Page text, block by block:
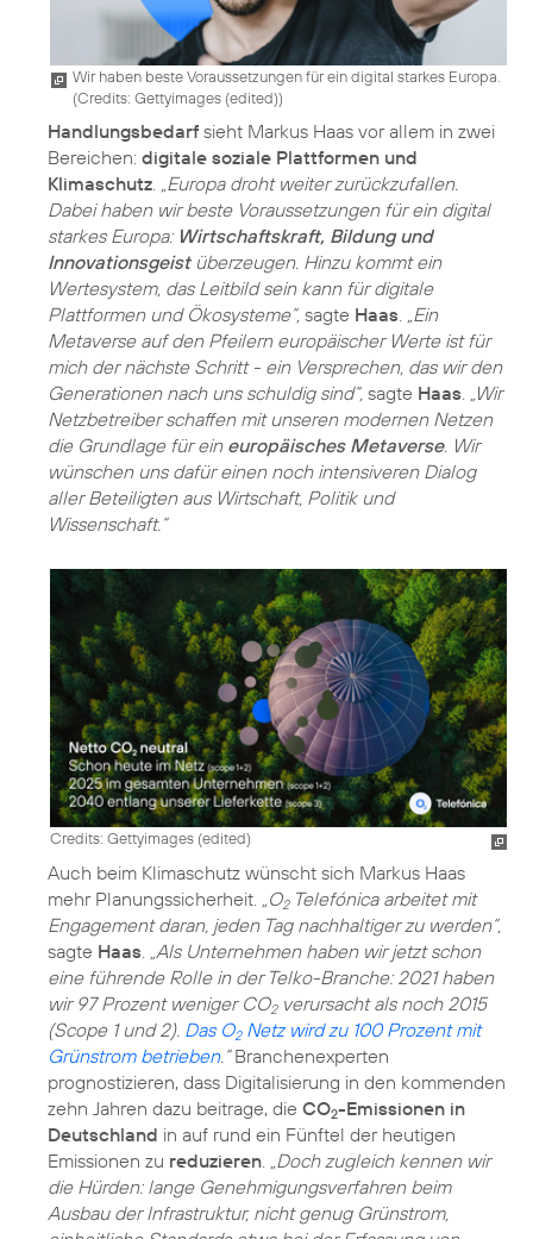
Wir haben beste Voraussetzungen für ein digital starkes Europa.
(Credits: Gettyimages (edited))
Handlungsbedarf sieht Markus Haas vor allem in zwei
Bereichen: digitale soziale Plattformen und
Klimaschutz. „Europa droht weiter zurückzufallen.
Dabei haben wir beste Voraussetzungen für ein digital
starkes Europa: Wirtschaftskraft, Bildung und
Innovationsgeistüberzeugen. Hinzu kommt ein
Wertesystem, das Leitbild sein kann für digitale
Plattformen und Ökosysteme“, sagte Haas. „Ein
Metaverse auf den Pfeilern europäischer Werte ist für
mich der nächste Schritt - ein Versprechen, das wir den
Generationen nach uns schuldig sind“, sagte Haas. „Wir
Netzbetreiber schaffen mit unseren modernen Netzen
die Grundlage für ein europäisches Metaverse. Wir
wünschen uns dafür einen noch intensiveren Dialog
aller Beteiligten aus Wirtschaft, Politik und
Wissenschaft.“
Credits: Gettyimages (edited)
Auch beim Klimaschutz wünscht sich Markus Haas
mehr Planungssicherheit.
„O2Telefónica arbeitet mit
Engagement daran, jeden Tag nachhaltiger zu werden“,
sagte Haas
„Als Unternehmen haben wir jetzt schon
eine führende Rolle in der Telko-Branche: 2021 haben
wir 97 Prozent weniger CO2verursacht als noch 2015
(Scope 1 und 2). Das O2Netz wird zu 100 Prozent mit
Grünstrom betrieben.“Branchenexperten
prognostizieren, dass Digitalisierung in den kommenden
zehn Jahren dazu beitrage, die CO2-Emissionen in
Deutschland in auf rund ein Fünftel der heutigen
Emissionen zu reduzieren
„Doch zugleich kennen wir
die Hürden: lange Genehmigungsverfahren beim
Ausbau der Infrastruktur, nicht genug Grünstrom,